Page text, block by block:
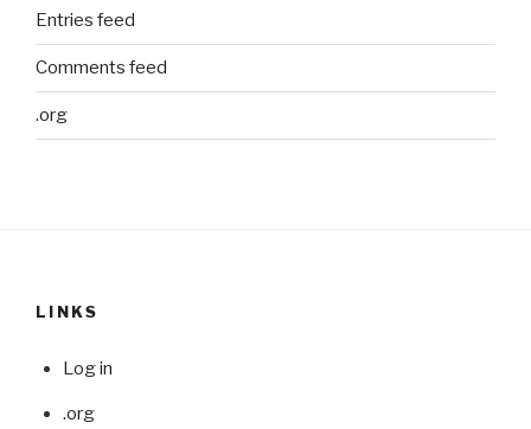
Entries feed
Comments feed
.org
LINKS
Log in
.org